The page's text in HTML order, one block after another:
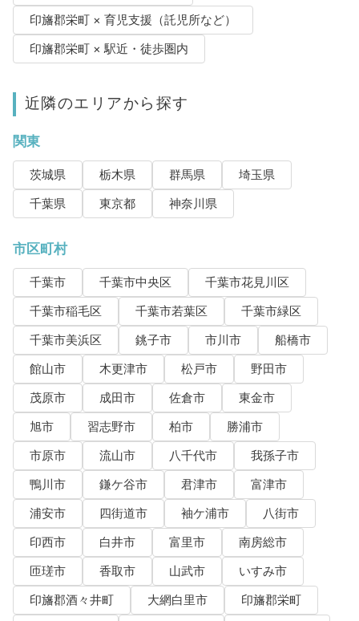
印旛郡栄町 × 育児支援（託児所など）
印旛郡栄町 × 駅近・徒歩圏内
近隣のエリアから探す
関東
茨城県 栃木県 群馬県
埼玉県
千葉県
東京都 神奈川県
市区町村
千葉市 千葉市中央区
千葉市花見川区
千葉市稲毛区
千葉市若葉区
千葉市緑区
千葉市美浜区
銚子市 市川市
船橋市
館山市
木更津市 松戸市
野田市
茂原市
成田市 佐倉市
東金市
旭市
習志野市 柏市
勝浦市
市原市
流山市 八千代市
我孫子市
鴨川市
鎌ケ谷市 君津市
富津市
浦安市
四街道市 袖ケ浦市
八街市
印西市
白井市 富里市
南房総市
匝瑳市
香取市 山武市
いすみ市
印旛郡酒々井町
大網白里市
印旛郡栄町